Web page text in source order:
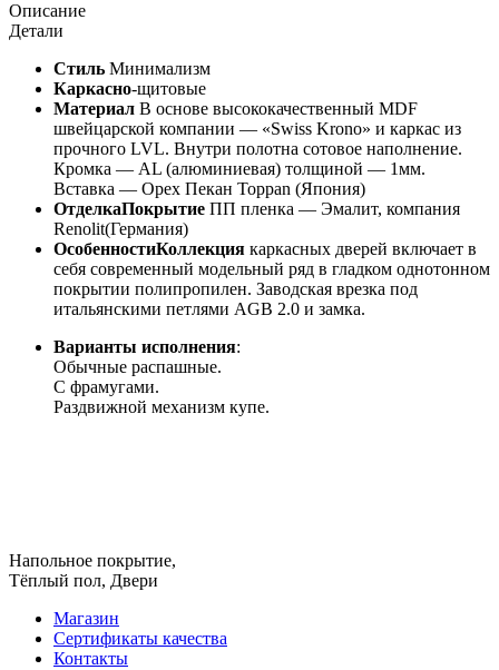
Описание
Детали
Стиль Минимализм
Каркасно-щитовые
Материал В основе высококачественный MDF
швейцарской компании — «Swiss Krono» и каркас из
прочного LVL. Внутри полотна сотовое наполнение.
Кромка — AL (алюминиевая) толщиной — 1мм.
Вставка — Орех Пекан Toppan (Япония)
ОтделкаПокрытие ПП пленка — Эмалит, компания
Renolit(Германия)
ОсобенностиКоллекция каркасных дверей включает в
себя современный модельный ряд в гладком однотонном
покрытии полипропилен. Заводская врезка под
итальянскими петлями AGB 2.0 и замка.
Варианты исполнения:
Обычные распашные.
С фрамугами.
Раздвижной механизм купе.
Напольное покрытие,
Тёплый пол, Двери
Магазин
Сертификаты качества
Контакты